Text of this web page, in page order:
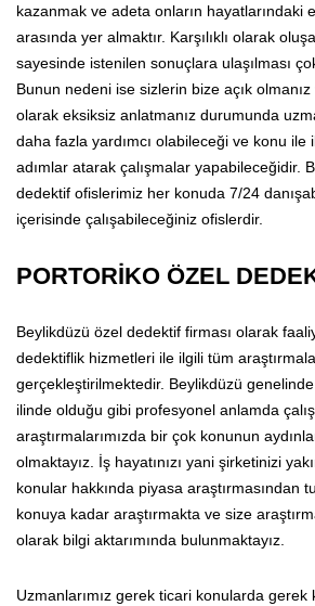
kazanmak ve adeta onların hayatlarındaki
arasında yer almaktır. Karşılıklı olarak
sayesinde istenilen sonuçlara ulaşılması
Bunun nedeni ise sizlerin bize açık
olarak eksiksiz anlatmanız durumunda
daha fazla yardımcı olabileceği ve konu ile
adımlar atarak çalışmalar yapabileceğidir.
dedektif ofislerimiz her konuda 7/24
içerisinde çalışabileceğiniz ofislerdir.
PORTORİKO ÖZEL
Beylikdüzü özel dedektif firması olarak
dedektiflik hizmetleri ile ilgili tüm
gerçekleştirilmektedir. Beylikdüzü genelinde
ilinde olduğu gibi profesyonel anlamda
araştırmalarımızda bir çok konunun
olmaktayız. İş hayatınızı yani şirketinizi
konular hakkında piyasa araştırmasından
konuya kadar araştırmakta ve size
olarak bilgi aktarımında bulunmaktayız.
Uzmanlarımız gerek ticari konularda